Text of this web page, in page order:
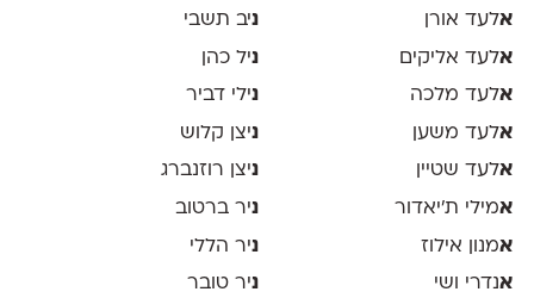
אלעד אורן
אלעד אליקים
אלעד מלכה
אלעד משען
אלעד שטיין
אמילי ת׳יאדור
אמנון אילוז
אנדרי ושי
ניב תשבי
ניל כהן
נילי דביר
ניצן קלוש
ניצן רוזנברג
ניר ברטוב
ניר הללי
ניר טובר